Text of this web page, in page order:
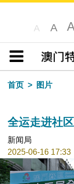
A A
目录
首页
图片
全运走进社
新闻局
2025-06-16 17:33